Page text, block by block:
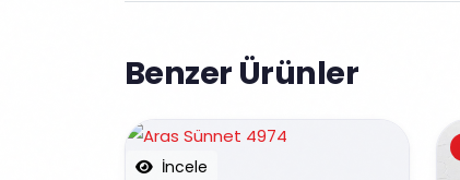
Benzer Ürünler
İncele